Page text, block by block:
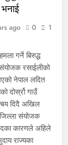
ago 0
1
गर्ने बिरुद्ध
रसाईलीको
नेपाल लदित
दोर्स्रो गाउँ
दिदै अखिल
जिल्ला संयोजक
कारणले अहिले
राज्यका